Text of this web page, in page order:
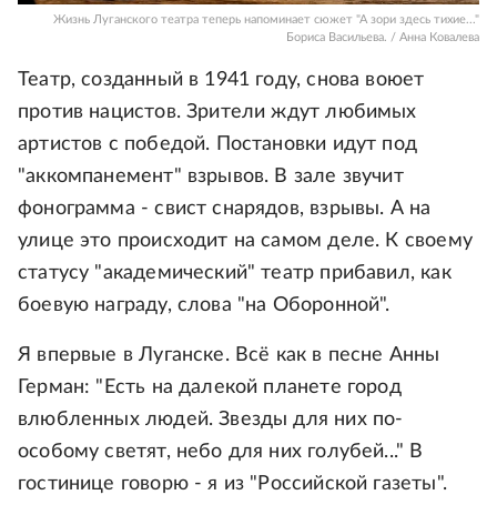
Жизнь Луганского театра теперь напоминает сюжет "А зори здесь тихие..."
Бориса Васильева. / Анна Ковалева
Театр, созданный в 1941 году, снова воюет
против нацистов. Зрители ждут любимых
артистов с победой. Постановки идут под
"аккомпанемент" взрывов. В зале звучит
фонограмма - свист снарядов, взрывы. А на
улице это происходит на самом деле. К своему
статусу "академический" театр прибавил, как
боевую награду, слова "на Оборонной".
Я впервые в Луганске. Всё как в песне Анны
Герман: "Есть на далекой планете город
влюбленных людей. Звезды для них по-
особому светят, небо для них голубей..." В
гостинице говорю - я из "Российской газеты".